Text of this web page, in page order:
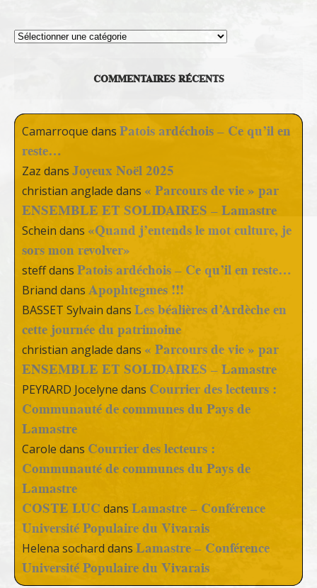
Thèmes
COMMENTAIRES RÉCENTS
Camarroque dans Patois ardéchois – Ce qu’il en
reste…
Zaz dans Joyeux Noël 2025
christian anglade dans « Parcours de vie » par
ENSEMBLE ET SOLIDAIRES – Lamastre
Schein dans «Quand j’entends le mot culture, je
sors mon revolver»
steffdans Patois ardéchois – Ce qu’il en reste…
Briand dans Apophtegmes !!!
BASSET Sylvain dans Les béalières d’Ardèche en
cette journée du patrimoine
christian anglade dans « Parcours de vie » par
ENSEMBLE ET SOLIDAIRES – Lamastre
PEYRARD Jocelyne dans Courrier des lecteurs :
Communauté de communes du Pays de
Lamastre
Carole dans Courrier des lecteurs :
Communauté de communes du Pays de
Lamastre
COSTE LUC dans Lamastre – Conférence
Université Populaire du Vivarais
Helena sochard dans Lamastre – Conférence
Université Populaire du Vivarais